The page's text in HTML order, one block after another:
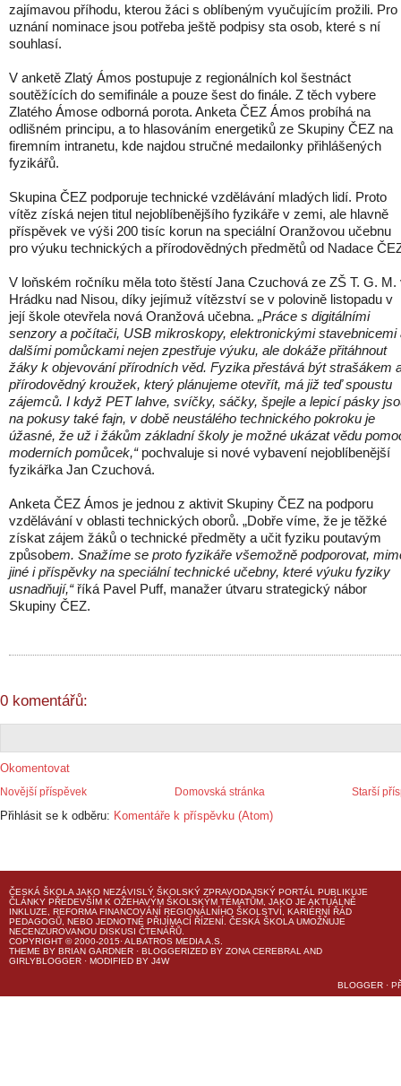
zajímavou příhodu, kterou žáci s oblíbeným vyučujícím prožili. Pro
uznání nominace jsou potřeba ještě podpisy sta osob, které s ní
souhlasí.
V anketě Zlatý Ámos postupuje z regionálních kol šestnáct
soutěžících do semifinále a pouze šest do finále. Z těch vybere
Zlatého Ámose odborná porota. Anketa ČEZ Ámos probíhá na
odlišném principu, a to hlasováním energetiků ze Skupiny ČEZ na
firemním intranetu, kde najdou stručné medailonky přihlášených
fyzikářů.
Skupina ČEZ podporuje technické vzdělávání mladých lidí. Proto
vítěz získá nejen titul nejoblíbenějšího fyzikáře v zemi, ale hlavně
příspěvek ve výši 200 tisíc korun na speciální Oranžovou učebnu
pro výuku technických a přírodovědných předmětů od Nadace
V loňském ročníku měla toto štěstí Jana Czuchová ze ZŠ T. G. M.
Hrádku nad Nisou, díky jejímuž vítězství se v polovině listopadu v
její škole otevřela nová Oranžová učebna. „Práce s digitálními
senzory a počítači, USB mikroskopy, elektronickými stavebnicemi
dalšími pomůckami nejen zpestřuje výuku, ale dokáže přitáhnout
žáky k objevování přírodních věd. Fyzika přestává být strašákem
přírodovědný kroužek, který plánujeme otevřít, má již teď spoustu
zájemců. I když PET lahve, svíčky, sáčky, špejle a lepicí pásky
na pokusy také fajn, v době neustálého technického pokroku je
úžasné, že už i žákům základní školy je možné ukázat vědu
moderních pomůcek,“ pochvaluje si nové vybavení nejoblíbenější
fyzikářka Jan Czuchová.
Anketa ČEZ Ámos je jednou z aktivit Skupiny ČEZ na podporu
vzdělávání v oblasti technických oborů. „Dobře víme, že je těžké
získat zájem žáků o technické předměty a učit fyziku poutavým
způsobem. Snažíme se proto fyzikáře všemožně podporovat,
jiné i příspěvky na speciální technické učebny, které výuku fyziky
usnadňují,“říká Pavel Puff, manažer útvaru strategický nábor
Skupiny ČEZ.
0 komentářů:
Okomentovat
Novější příspěvek Starší
Domovská stránka
Přihlásit se k odběru: Komentáře k příspěvku (Atom)
ČESKÁ ŠKOLA JAKO NEZÁVISLÝ ŠKOLSKÝ ZPRAVODAJSKÝ PORTÁL PUBLIKUJE
ČLÁNKY PŘEDEVŠÍM K OŽEHAVÝM ŠKOLSKÝM TÉMATŮM, JAKO JE AKTUÁLNĚ
INKLUZE, REFORMA FINANCOVÁNÍ REGIONÁLNÍHO ŠKOLSTVÍ, KARIÉRNÍ ŘÁD
PEDAGOGŮ, NEBO JEDNOTNÉ PŘIJÍMACÍ ŘÍZENÍ. ČESKÁ ŠKOLA UMOŽŇUJE
NECENZUROVANOU DISKUSI ČTENÁŘŮ.
COPYRIGHT © 2000-2015· ALBATROS MEDIA A.S.
THEME BY BRIAN GARDNER · BLOGGERIZED BY ZONA CEREBRAL AND
GIRLYBLOGGER · MODIFIED BY J4W
BLOGGER ·